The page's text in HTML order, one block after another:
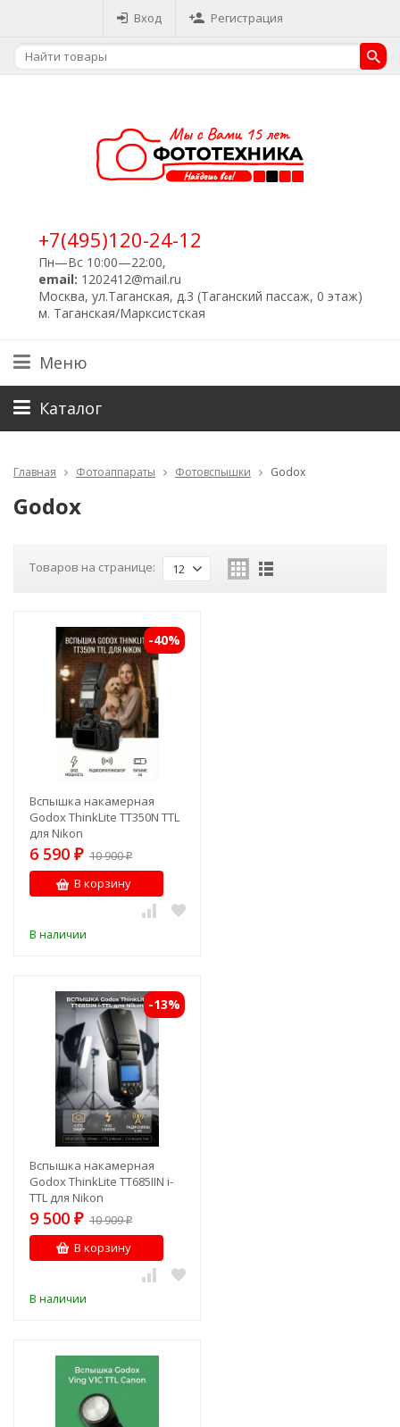
Вход Регистрация
+7(495)120-24-12
Пн—Вс 10:00—22:00,
email: 1202412@mail.ru
Москва, ул.Таганская, д.3 (Таганский пассаж, 0 этаж)
м. Таганская/Марксистская
Меню
Каталог
Главная Фотоаппараты Фотовспышки Godox
Godox
Товаров на странице: 12
-40%
Вспышка накамерная
Godox ThinkLite TT350N TTL
для Nikon
6 590 ₽ 10 900₽
В корзину
В наличии
-13%
Вспышка накамерная
Godox ThinkLite TT685IIN i-
TTL для Nikon
9 500 ₽ 10 909₽
В корзину
В наличии